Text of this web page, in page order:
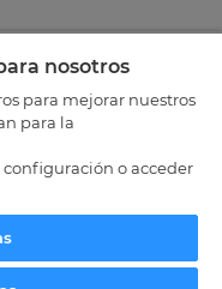
nosotros
para mejorar nuestros
para la
configuración o acceder